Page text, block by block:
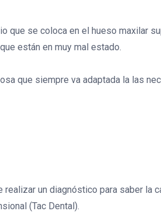
que se coloca en el hueso maxilar
están en muy mal estado.
que siempre va adaptada la las
un diagnóstico para saber la
(Tac Dental).